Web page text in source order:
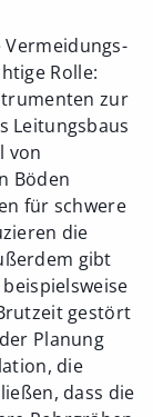
Vermeidungs-
Rolle:
zur
Leitungsbaus
von
Böden
für schwere
die
gibt
gestört
Planung
die
dass die